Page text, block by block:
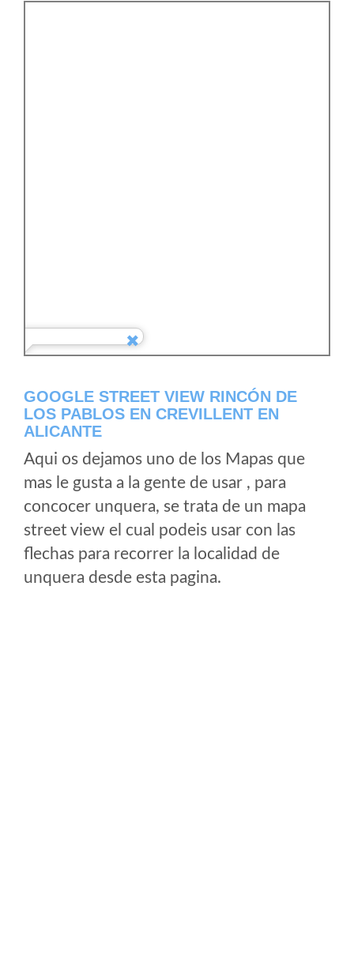
GOOGLE STREET VIEW RINCÓN DE
LOS PABLOS EN CREVILLENT EN
ALICANTE
Aqui os dejamos uno de los Mapas que
mas le gusta a la gente de usar , para
concocer unquera, se trata de un mapa
street view el cual podeis usar con las
flechas para recorrer la localidad de
unquera desde esta pagina.